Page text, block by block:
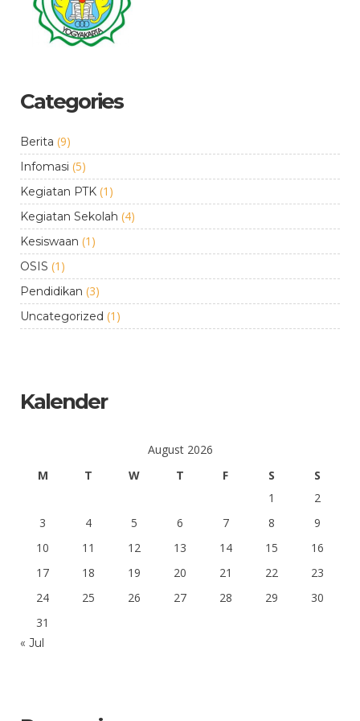
Categories
Berita (9)
Infomasi (5)
Kegiatan PTK (1)
Kegiatan Sekolah (4)
Kesiswaan (1)
OSIS (1)
Pendidikan (3)
Uncategorized (1)
Kalender
August 2026
M
T W T F S
S
1
2
3
4 5 6 7 8
9
10
11 12 13 14 15
16
17
18 19 20 21 22
23
24
25 26 27 28 29
30
31
« Jul